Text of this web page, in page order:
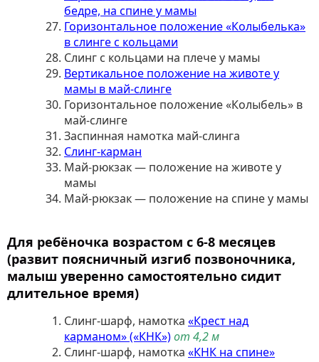
бедре, на спине у мамы
Горизонтальное положение «Колыбелька»
в слинге с кольцами
Слинг с кольцами на плече у мамы
Вертикальное положение на животе у
мамы в май-слинге
Горизонтальное положение «Колыбель» в
май-слинге
Заспинная намотка май-слинга
Слинг-карман
Май-рюкзак — положение на животе у
мамы
Май-рюкзак — положение на спине у мамы
Для ребёночка возрастом с 6-8 месяцев
(развит поясничный изгиб позвоночника,
малыш уверенно самостоятельно сидит
длительное время)
Слинг-шарф, намотка «Крест над
карманом» («КНК»)от 4,2 м
Слинг-шарф, намотка «КНК на спине»